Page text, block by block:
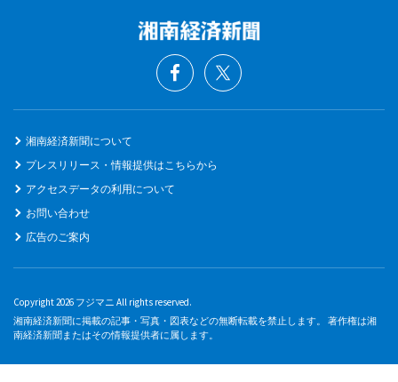
湘南経済新聞について
プレスリリース・情報提供はこちらから
アクセスデータの利用について
お問い合わせ
広告のご案内
Copyright 2026 フジマニ All rights reserved.
湘南経済新聞に掲載の記事・写真・図表などの無断転載を禁止します。 著作権は湘
南経済新聞またはその情報提供者に属します。